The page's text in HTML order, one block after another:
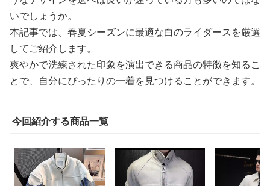
いでしょうか。
本記事では、春夏シーズンに最適な白のライダースを厳選
してご紹介します。
爽やかで洗練された印象を演出できる商品の特徴を知るこ
とで、自分にぴったりの一着を見つけることができます。
今回紹介する商品一覧